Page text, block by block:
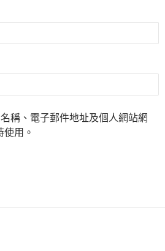
稱、電子郵件地址及個人網站網
用。